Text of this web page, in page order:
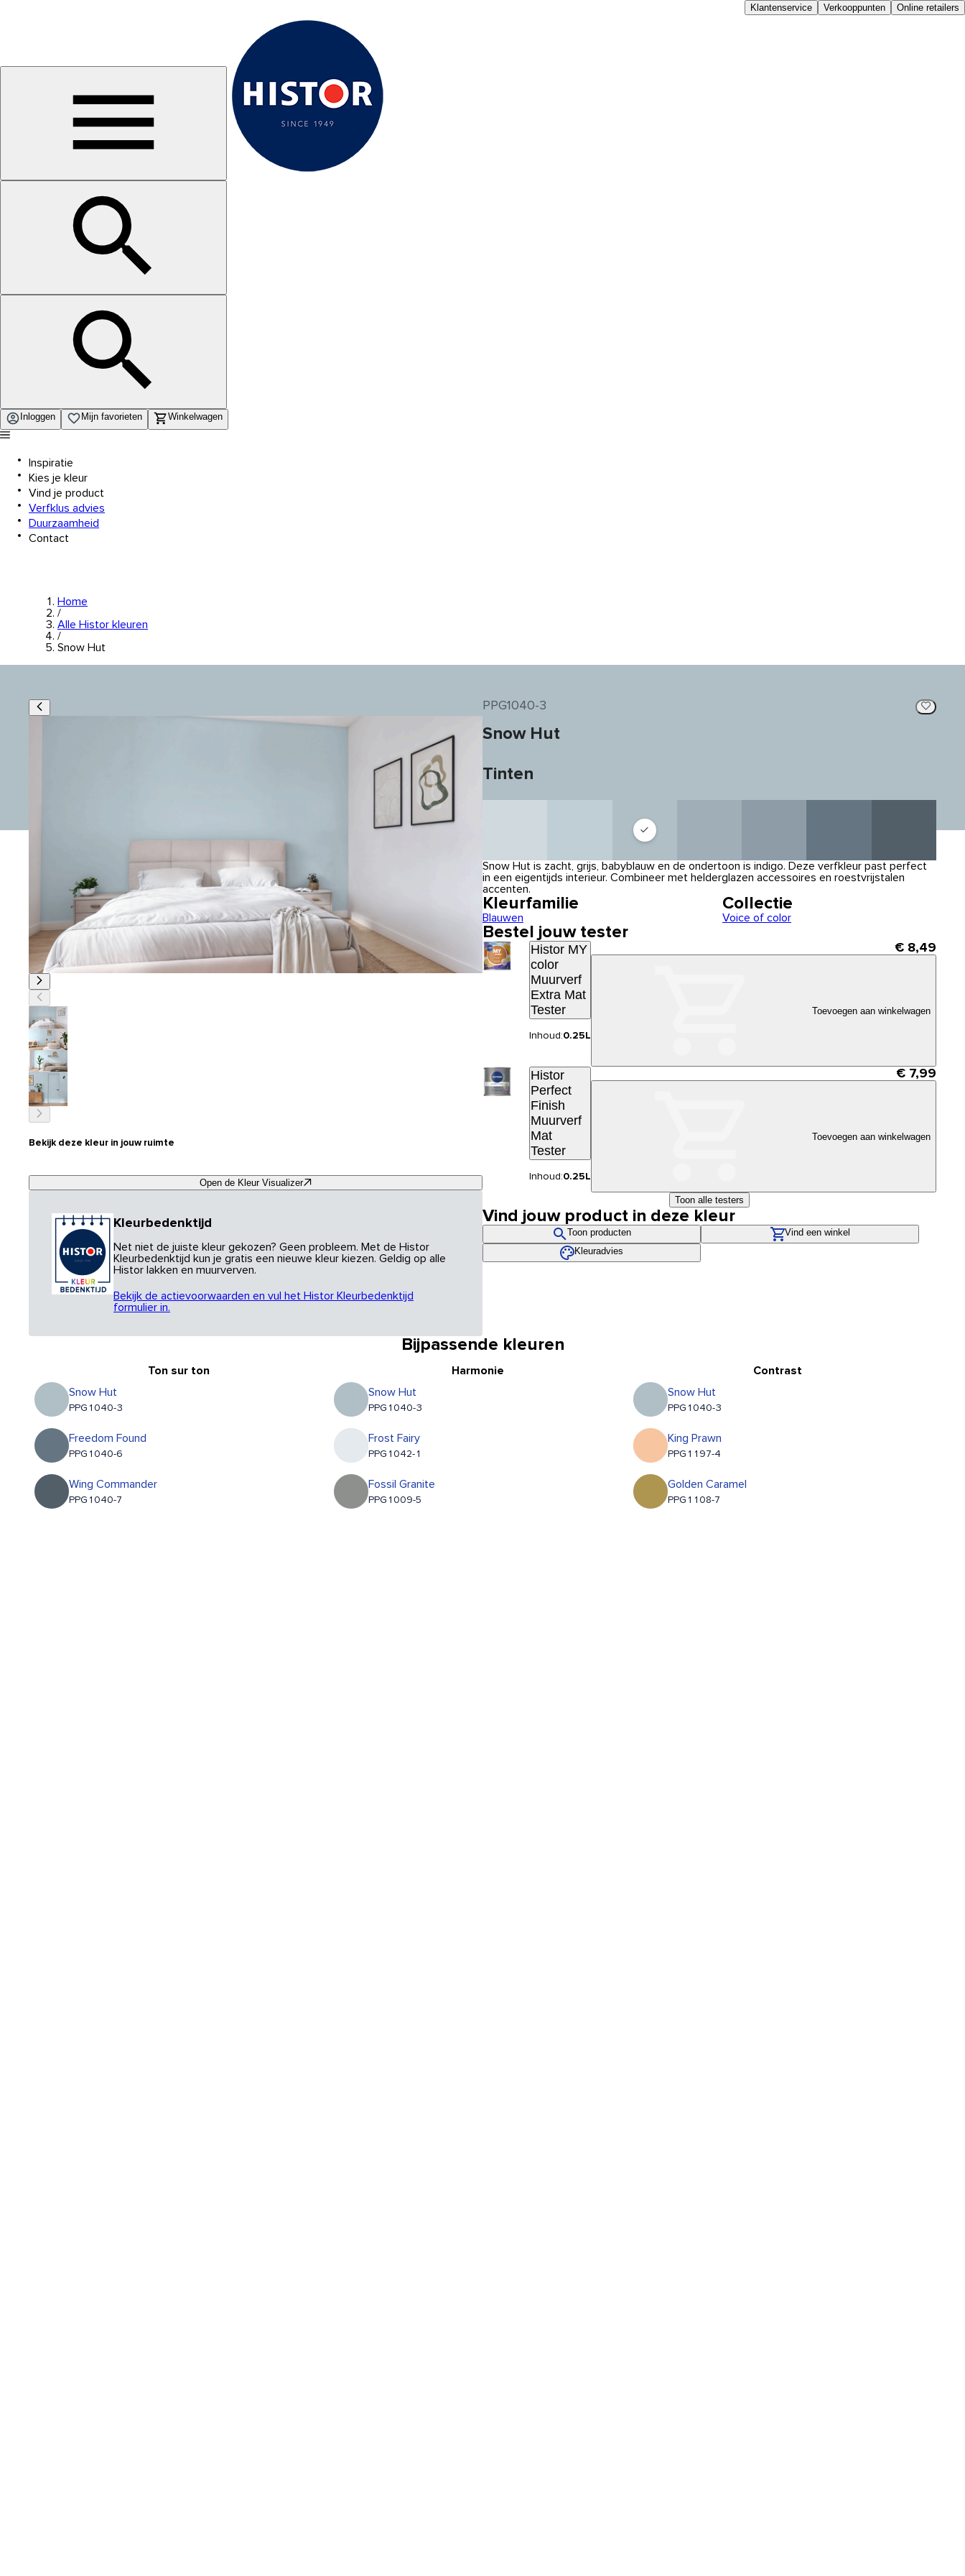
Klantenservice Verkooppunten Online retailers
Inloggen Mijn favorieten Winkelwagen
Inspiratie
Kies je kleur
Vind je product
Verfklus advies
Duurzaamheid
Contact
Home
/
Alle Histor kleuren
/
Snow Hut
Bekijk deze kleur in jouw ruimte
Open de Kleur Visualizer
Kleurbedenktijd
Net niet de juiste kleur gekozen? Geen probleem. Met de Histor
Kleurbedenktijd kun je gratis een nieuwe kleur kiezen. Geldig op alle
Histor lakken en muurverven.
Bekijk de actievoorwaarden en vul het Histor Kleurbedenktijd
formulier in.
PPG1040-3
Snow Hut
Tinten
Snow Hut is zacht, grijs, babyblauw en de ondertoon is indigo. Deze verfkleur past perfect
in een eigentijds interieur. Combineer met helderglazen accessoires en roestvrijstalen
accenten.
Kleurfamilie
Blauwen
Collectie
Voice of color
Bestel jouw tester
Histor MY
color
Muurverf
Extra Mat
Tester
Inhoud:0.25L
€ 8,49
Toevoegen aan winkelwagen
Histor
Perfect
Finish
Muurverf
Mat
Tester
Inhoud:0.25L
€ 7,99
Toevoegen aan winkelwagen
Toon alle testers
Vind jouw product in deze kleur
Toon producten
Vind een winkel
Kleuradvies
Bijpassende kleuren
Ton sur ton
Snow Hut
PPG1040-3
Freedom Found
PPG1040-6
Wing Commander
PPG1040-7
Harmonie
Snow Hut
PPG1040-3
Frost Fairy
PPG1042-1
Fossil Granite
PPG1009-5
Contrast
Snow Hut
PPG1040-3
King Prawn
PPG1197-4
Golden Caramel
PPG1108-7